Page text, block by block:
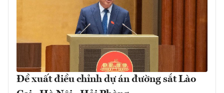
Đề xuất điều chỉnh dự án đường sắt Lào